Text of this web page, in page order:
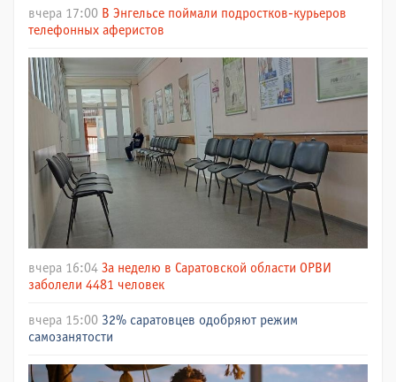
вчера 17:00 В Энгельсе поймали подростков-курьеров
телефонных аферистов
вчера 16:04 За неделю в Саратовской области ОРВИ
заболели 4481 человек
вчера 15:00 32% саратовцев одобряют режим
самозанятости